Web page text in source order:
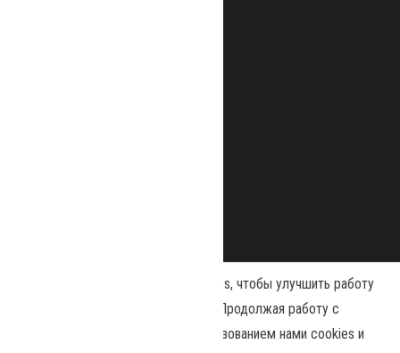
Наш сайт использует файлы cookies, чтобы улучшить работу
и повысить эффективность сайта. Продолжая работу с
сайтом, вы соглашаетесь с использованием нами cookies и